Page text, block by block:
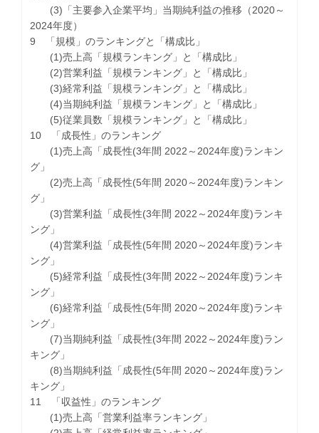
(3)「主要参入企業平均」当期純利益の推移（2020～
2024年度）
9 「規模」のランキングと「構成比」
(1)売上高「規模ランキング」と「構成比」
(2)営業利益「規模ランキング」と「構成比」
(3)経常利益「規模ランキング」と「構成比」
(4)当期純利益「規模ランキング」と「構成比」
(5)従業員数「規模ランキング」と「構成比」
10 「成長性」のランキング
(1)売上高「成長性(3年間 2022～2024年度)ランキン
グ」
(2)売上高「成長性(5年間 2020～2024年度)ランキン
グ」
(3)営業利益「成長性(3年間 2022～2024年度)ランキ
ング」
(4)営業利益「成長性(5年間 2020～2024年度)ランキ
ング」
(5)経常利益「成長性(3年間 2022～2024年度)ランキ
ング」
(6)経常利益「成長性(5年間 2020～2024年度)ランキ
ング」
(7)当期純利益「成長性(3年間 2022～2024年度)ラン
キング」
(8)当期純利益「成長性(5年間 2020～2024年度)ラン
キング」
11 「収益性」のランキング
(1)売上高「営業利益率ランキング」